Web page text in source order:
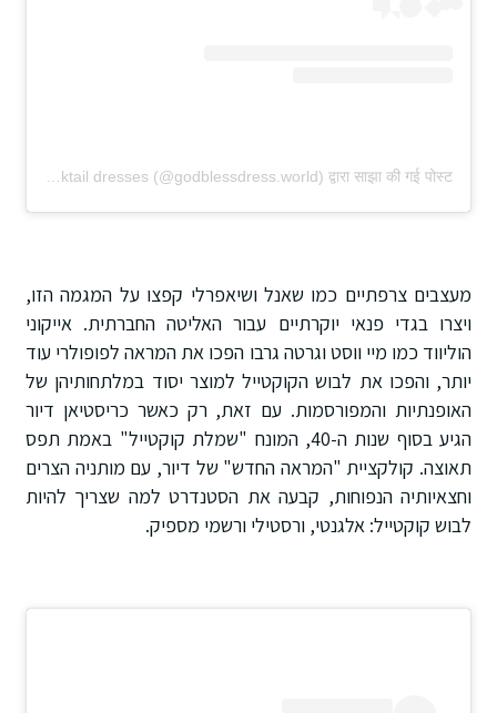
מעצבים צרפתיים כמו שאנל ושיאפרלי קפצו על המגמה הזו,
ויצרו בגדי פנאי יוקרתיים עבור האליטה החברתית. אייקוני
הוליווד כמו מיי ווסט וגרטה גרבו הפכו את המראה לפופולרי עוד
יותר, והפכו את לבוש הקוקטייל למוצר יסוד במלתחותיהן של
האופנתיות והמפורסמות. עם זאת, רק כאשר כריסטיאן דיור
הגיע בסוף שנות ה-40, המונח "שמלת קוקטייל" באמת תפס
תאוצה. קולקציית "המראה החדש" של דיור, עם מותניה הצרים
וחצאיותיה הנפוחות, קבעה את הסטנדרט למה שצריך להיות
לבוש קוקטייל: אלגנטי, ורסטילי ורשמי מספיק.